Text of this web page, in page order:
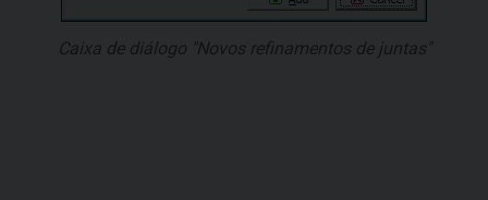
Caixa de diálogo "Novos refinamentos de juntas"